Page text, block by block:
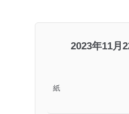
2023年11月
紙